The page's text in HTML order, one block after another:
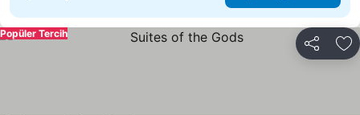
Paylaş
Popüler Tercih